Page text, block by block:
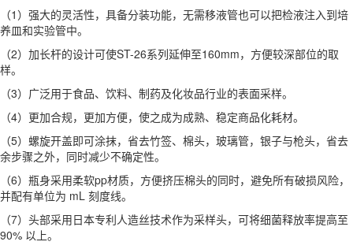
（1）强大的灵活性，具备分装功能，无需移液管也可以把检液注入到培
养皿和实验管中。
（2）加长杆的设计可使ST-26系列延伸至160mm，方便较深部位的取
样。
（3）广泛用于食品、饮料、制药及化妆品行业的表面采样。
（4）更加合规，更加方便，使之成为成熟、稳定商品化耗材。
（5）螺旋开盖即可涂抹，省去竹签、棉头，玻璃管，银子与枪头，省去
余步骤之外，同时减少不确定性。
（6）瓶身采用柔软pp材质，方便挤压棉头的同时，避免所有破损风险，
并配有单位为 mL 刻度线。
（7）头部采用日本专利人造丝技术作为采样头，可将细菌释放率提高至
90% 以上。